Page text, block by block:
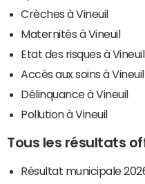
Crèches à Vineuil
Maternités à Vineuil
Etat des risques à Vineuil
Accès aux soins à Vineuil
Délinquance à Vineuil
Pollution à Vineuil
Tous les résultats
Résultat municipale